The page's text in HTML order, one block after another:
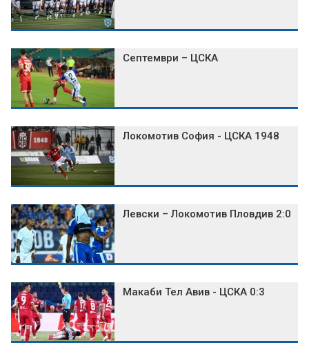
Септември – ЦСКА
Локомотив София - ЦСКА 1948
Левски – Локомотив Пловдив 2:0
Макаби Тел Авив - ЦСКА 0:3